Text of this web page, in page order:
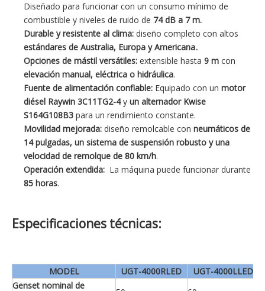
Diseñado para funcionar con un consumo mínimo de
combustible y niveles de ruido de 74 dB a 7 m.
Durable y resistente al clima: diseño completo con altos
estándares de Australia, Europa y Americana..
Opciones de mástil versátiles: extensible hasta 9 m con
elevación manual, eléctrica o hidráulica.
Fuente de alimentación confiable: Equipado con un motor
diésel Raywin 3C11TG2-4y un alternador Kwise
S164G108B3 para un rendimiento constante.
Movilidad mejorada: diseño remolcable con neumáticos de
14 pulgadas, un sistema de suspensión robusto y una
velocidad de remolque de 80 km/h.
Operación extendida: La máquina puede funcionar durante
85 horas.
Especificaciones técnicas:
MODEL UGT-4000RLED
UGT-4000LLED
Genset nominal de